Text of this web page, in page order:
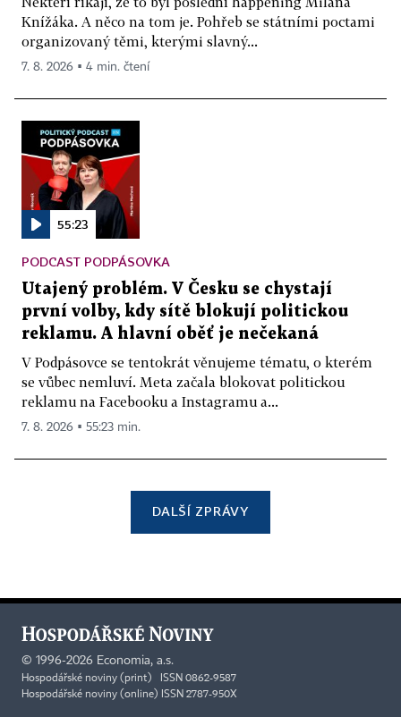
Knížáka. A něco na tom je. Pohřeb se státními poctami
organizovaný těmi, kterými slavný...
7. 8. 2026 ▪ 4 min. čtení
55:23
PODCAST PODPÁSOVKA
Utajený problém. V Česku se chystají
první volby, kdy sítě blokují politickou
reklamu. A hlavní oběť je nečekaná
V Podpásovce se tentokrát věnujeme tématu, o kterém
se vůbec nemluví. Meta začala blokovat politickou
reklamu na Facebooku a Instagramu a...
7. 8. 2026 ▪ 55:23 min.
DALŠÍ ZPRÁVY
© 1996-2026 Economia, a.s.
Hospodářské noviny (print) ISSN 0862-9587
Hospodářské noviny (online) ISSN 2787-950X